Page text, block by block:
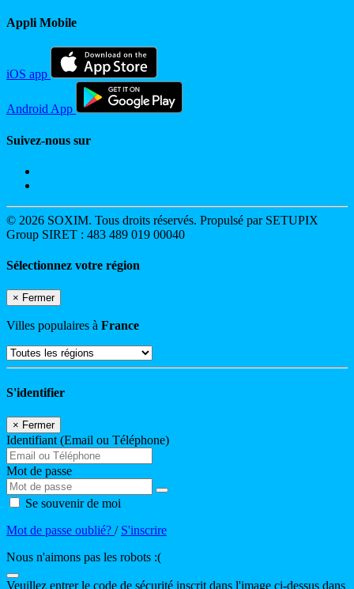
Appli Mobile
iOS app
Android App
Suivez-nous sur
© 2026 SOXIM. Tous droits réservés. Propulsé par SETUPIX
Group SIRET : 483 489 019 00040
Sélectionnez votre région
× Fermer
Villes populaires à France
S'identifier
× Fermer
Identifiant (Email ou Téléphone)
Mot de passe
Se souvenir de moi
Mot de passe oublié? / S'inscrire
Nous n'aimons pas les robots :(
Veuillez entrer le code de sécurité inscrit dans l'image ci-dessus dans